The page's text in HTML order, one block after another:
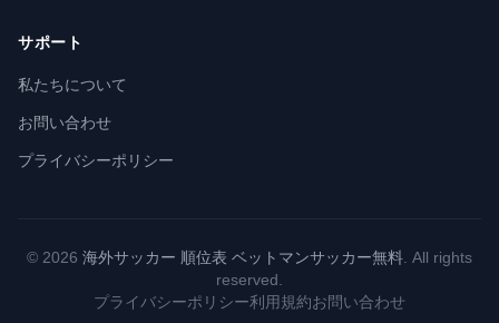
サポート
私たちについて
お問い合わせ
プライバシーポリシー
© 2026 海外サッカー 順位表 ベットマンサッカー無料 . All rights
reserved.
プライバシーポリシー利用規約お問い合わせ